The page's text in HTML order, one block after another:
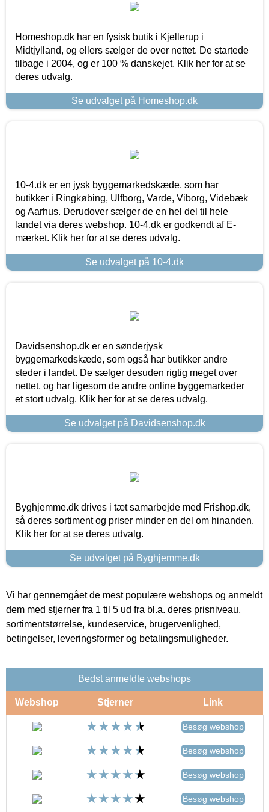
Homeshop.dk har en fysisk butik i Kjellerup i
Midtjylland, og ellers sælger de over nettet. De startede
tilbage i 2004, og er 100 % danskejet. Klik her for at se
deres udvalg.
Se udvalget på Homeshop.dk
10-4.dk er en jysk byggemarkedskæde, som har
butikker i Ringkøbing, Ulfborg, Varde, Viborg, Videbæk
og Aarhus. Derudover sælger de en hel del til hele
landet via deres webshop. 10-4.dk er godkendt af E-
mærket. Klik her for at se deres udvalg.
Se udvalget på 10-4.dk
Davidsenshop.dk er en sønderjysk
byggemarkedskæde, som også har butikker andre
steder i landet. De sælger desuden rigtig meget over
nettet, og har ligesom de andre online byggemarkeder
et stort udvalg. Klik her for at se deres udvalg.
Se udvalget på Davidsenshop.dk
Byghjemme.dk drives i tæt samarbejde med Frishop.dk,
så deres sortiment og priser minder en del om hinanden.
Klik her for at se deres udvalg.
Se udvalget på Byghjemme.dk
Vi har gennemgået de mest populære webshops og anmeldt
dem med stjerner fra 1 til 5 ud fra bl.a. deres prisniveau,
sortimentstørrelse, kundeservice, brugervenlighed,
betingelser, leveringsformer og betalingsmuligheder.
Bedst anmeldte webshops
Webshop Stjerner Link
Besøg webshop
Besøg webshop
Besøg webshop
Besøg webshop